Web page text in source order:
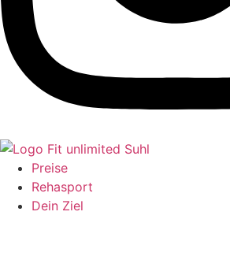
Preise
Rehasport
Dein Ziel